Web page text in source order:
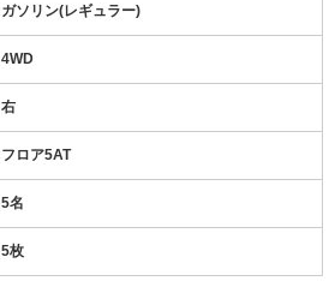
ガソリン(レギュラー)
4WD
右
フロア5AT
5名
5枚